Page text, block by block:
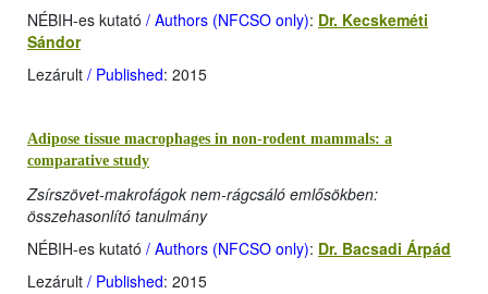
NÉBIH-es kutató / Authors (NFCSO only): Dr. Kecskeméti
Sándor
Lezárult / Published: 2015
Adipose tissue macrophages in non-rodent mammals: a
comparative study
Zsírszövet-makrofágok nem-rágcsáló emlősökben:
összehasonlító tanulmány
NÉBIH-es kutató / Authors (NFCSO only): Dr. Bacsadi Árpád
Lezárult / Published: 2015